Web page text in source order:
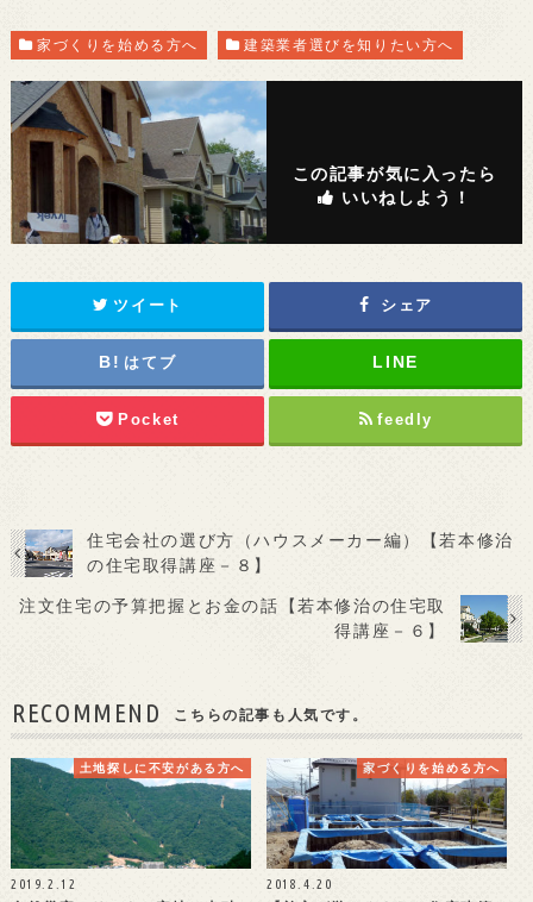
家づくりを始める方へ 建築業者選びを知りたい方へ
この記事が気に入ったら
いいねしよう！
ツイート シェア
はてブ
Pocket feedly
住宅会社の選び方（ハウスメーカー編）【若本修治
の住宅取得講座－８】
注文住宅の予算把握とお金の話【若本修治の住宅取
得講座－６】
RECOMMEND こちらの記事も人気です。
土地探しに不安がある方へ
2019.2.12
家づくりを始める方へ
2018.4.20